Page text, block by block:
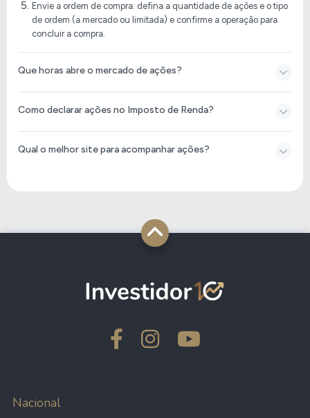
Envie a ordem de compra: defina a quantidade de ações e o tipo
de ordem (a mercado ou limitada) e confirme a operação para
concluir a compra.
Que horas abre o mercado de ações?
Como declarar ações no Imposto de Renda​?
Qual o melhor site para acompanhar ações?
Nacional